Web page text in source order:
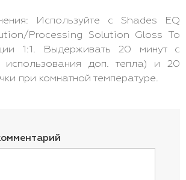
Используйте с Shades EQ
Processing Solution Gloss To
1:1. Выдерживать 20 минут с
использования доп. тепла) и 20
при комнатной температуре.